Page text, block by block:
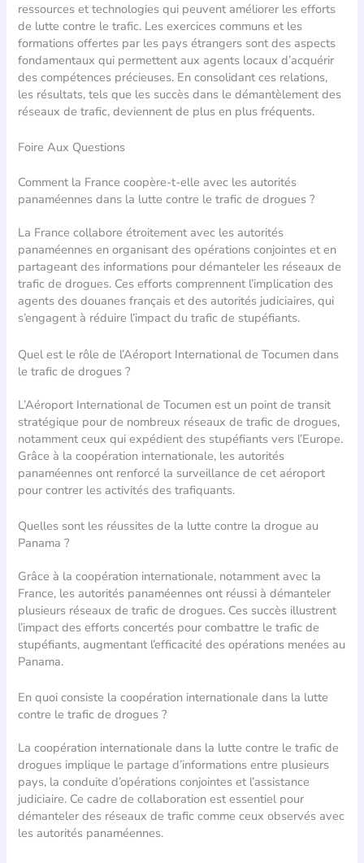
ressources et technologies qui peuvent améliorer les efforts
de lutte contre le trafic. Les exercices communs et les
formations offertes par les pays étrangers sont des aspects
fondamentaux qui permettent aux agents locaux d’acquérir
des compétences précieuses. En consolidant ces relations,
les résultats, tels que les succès dans le démantèlement des
réseaux de trafic, deviennent de plus en plus fréquents.
Foire Aux Questions
Comment la France coopère-t-elle avec les autorités
panaméennes dans la lutte contre le trafic de drogues ?
La France collabore étroitement avec les autorités
panaméennes en organisant des opérations conjointes et en
partageant des informations pour démanteler les réseaux de
trafic de drogues. Ces efforts comprennent l’implication des
agents des douanes français et des autorités judiciaires, qui
s’engagent à réduire l’impact du trafic de stupéfiants.
Quel est le rôle de l’Aéroport International de Tocumen dans
le trafic de drogues ?
L’Aéroport International de Tocumen est un point de transit
stratégique pour de nombreux réseaux de trafic de drogues,
notamment ceux qui expédient des stupéfiants vers l’Europe.
Grâce à la coopération internationale, les autorités
panaméennes ont renforcé la surveillance de cet aéroport
pour contrer les activités des trafiquants.
Quelles sont les réussites de la lutte contre la drogue au
Panama ?
Grâce à la coopération internationale, notamment avec la
France, les autorités panaméennes ont réussi à démanteler
plusieurs réseaux de trafic de drogues. Ces succès illustrent
l’impact des efforts concertés pour combattre le trafic de
stupéfiants, augmentant l’efficacité des opérations menées au
Panama.
En quoi consiste la coopération internationale dans la lutte
contre le trafic de drogues ?
La coopération internationale dans la lutte contre le trafic de
drogues implique le partage d’informations entre plusieurs
pays, la conduite d’opérations conjointes et l’assistance
judiciaire. Ce cadre de collaboration est essentiel pour
démanteler des réseaux de trafic comme ceux observés avec
les autorités panaméennes.